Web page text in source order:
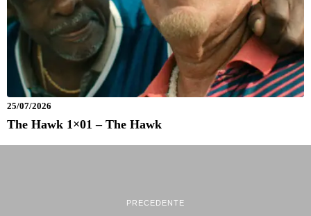
25/07/2026
The Hawk 1×01 – The Hawk
PRECEDENTE